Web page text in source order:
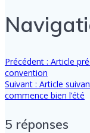
Précédent : Article
convention
Suivant : Article
commence bien l’été
5 réponses